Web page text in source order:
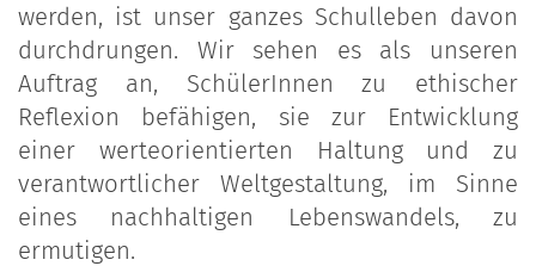
werden, ist unser ganzes Schulleben davon
durchdrungen. Wir sehen es als unseren
Auftrag an, SchülerInnen zu ethischer
Reflexion befähigen, sie zur Entwicklung
einer werteorientierten Haltung und zu
verantwortlicher Weltgestaltung, im Sinne
eines nachhaltigen Lebenswandels, zu
ermutigen.